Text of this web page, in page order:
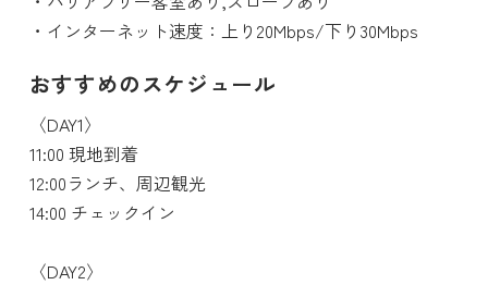
・インターネット速度：上り20Mbps/下り30Mbps
おすすめのスケジュール
〈DAY1〉
11:00 現地到着
12:00ランチ、周辺観光
14:00 チェックイン
〈DAY2〉